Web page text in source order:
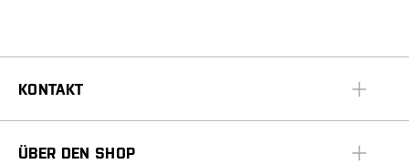
KONTAKT
ÜBER DEN SHOP